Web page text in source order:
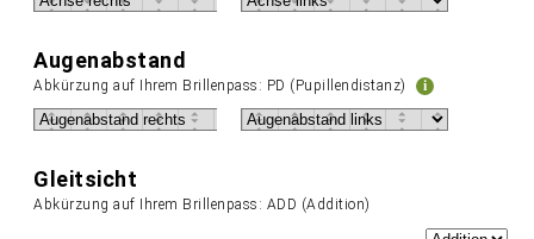
Augenabstand
Abkürzung auf Ihrem Brillenpass: PD (Pupillendistanz) i
Gleitsicht
Abkürzung auf Ihrem Brillenpass: ADD (Addition)